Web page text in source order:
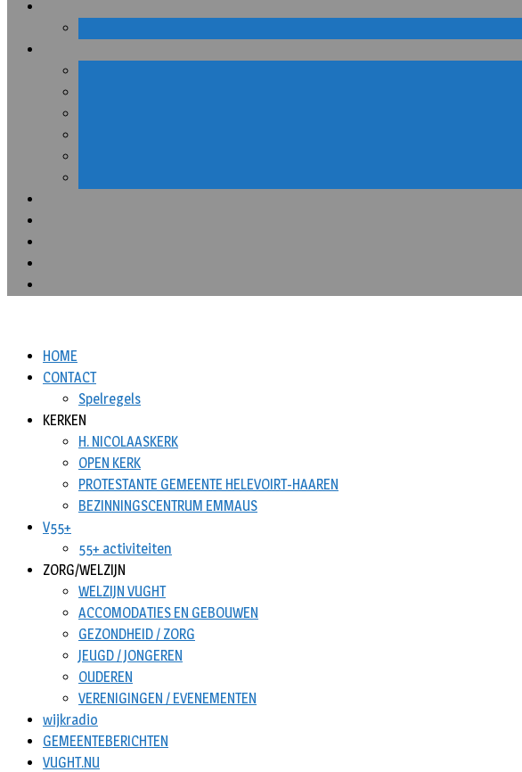
HOME
CONTACT
Spelregels
KERKEN
H. NICOLAASKERK
OPEN KERK
PROTESTANTE GEMEENTE HELEVOIRT-HAAREN
BEZINNINGSCENTRUM EMMAUS
V55+
55+ activiteiten
ZORG/WELZIJN
WELZIJN VUGHT
ACCOMODATIES EN GEBOUWEN
GEZONDHEID / ZORG
JEUGD / JONGEREN
OUDEREN
VERENIGINGEN / EVENEMENTEN
wijkradio
GEMEENTEBERICHTEN
VUGHT.NU